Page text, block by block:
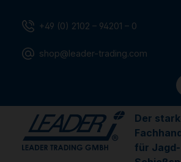
+49 (0) 2102 – 94201 – 0
shop@leader-trading.com
Der
für